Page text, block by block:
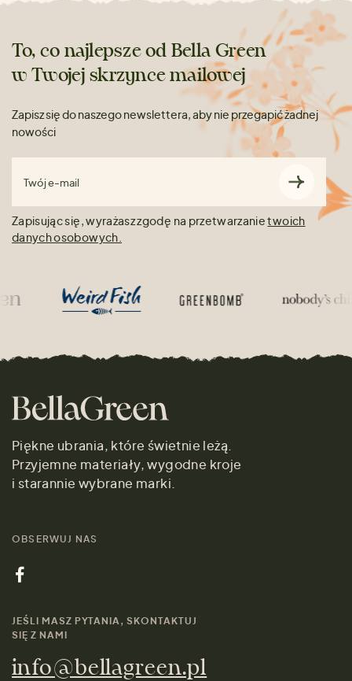
To, co najlepsze od Bella Green
w Twojej skrzynce mailowej
Zapisz się do naszego newslettera, aby nie przegapić żadnej
nowości
Twój e-mail
Zapisując się, wyrażasz zgodę na przetwarzanietwoich
danych osobowych.
Piękne ubrania, które świetnie leżą.
Przyjemne materiały, wygodne kroje
i starannie wybrane marki.
OBSERWUJ NAS
JEŚLI MASZ PYTANIA, SKONTAKTUJ
SIĘ Z NAMI
info@bellagreen.pl